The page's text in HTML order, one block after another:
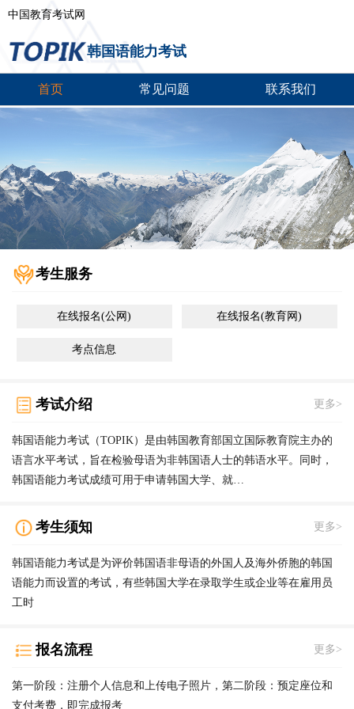
中国教育考试网
韩国语能力考试
首页 常见问题 联系我们
考生服务
在线报名(公网) 在线报名(教育网)
考点信息
考试介绍 更多>
韩国语能力考试（TOPIK）是由韩国教育部国立国际教育院主办的
语言水平考试，旨在检验母语为非韩国语人士的韩语水平。同时，
韩国语能力考试成绩可用于申请韩国大学、就…
考生须知 更多>
韩国语能力考试是为评价韩国语非母语的外国人及海外侨胞的韩国
语能力而设置的考试，有些韩国大学在录取学生或企业等在雇用员
工时
报名流程 更多>
第一阶段：注册个人信息和上传电子照片，第二阶段：预定座位和
支付考费，即完成报考